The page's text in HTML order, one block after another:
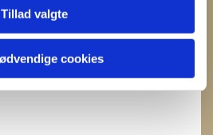
Tillad valgte
cookies